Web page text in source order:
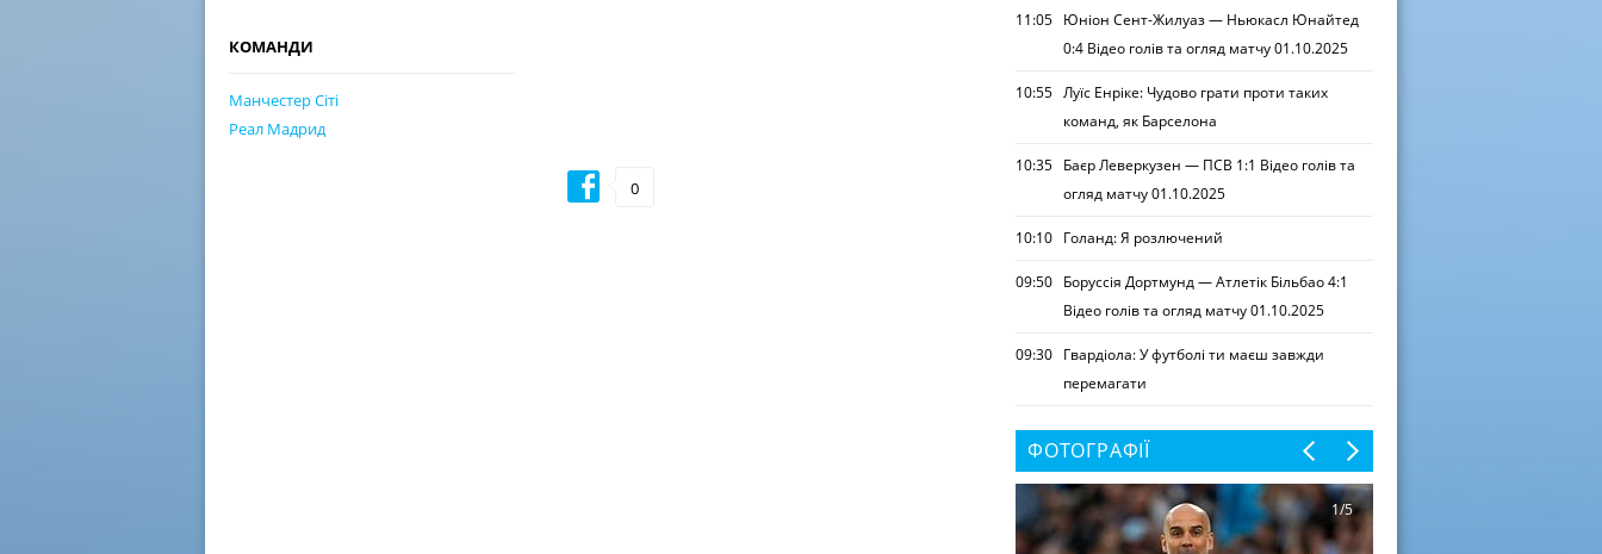
КОМАНДИ
Манчестер Сіті
Реал Мадрид
0
11:05 Юніон Сент-Жилуаз — Ньюкасл Юнайтед
0:4 Відео голів та огляд матчу 01.10.2025
10:55 Луїс Енріке: Чудово грати проти таких
команд, як Барселона
10:35 Баєр Леверкузен — ПСВ 1:1 Відео голів та
огляд матчу 01.10.2025
10:10 Голанд: Я розлючений
09:50 Боруссія Дортмунд — Атлетік Більбао 4:1
Відео голів та огляд матчу 01.10.2025
09:30 Гвардіола: У футболі ти маєш завжди
перемагати
ФОТОГРАФІЇ
1/5